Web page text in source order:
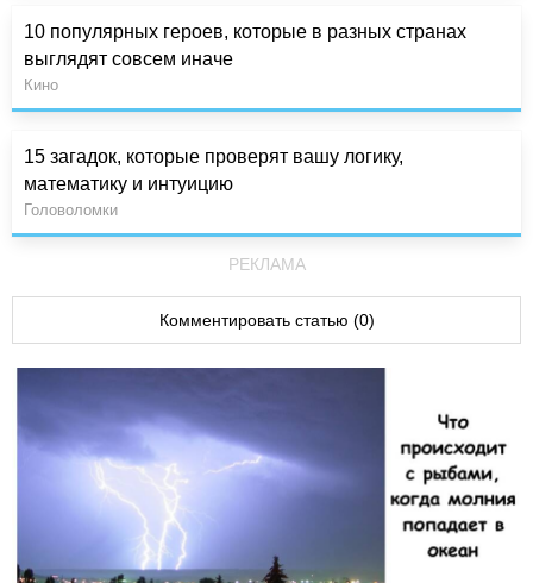
10 популярных героев, которые в разных странах
выглядят совсем иначе
Кино
15 загадок, которые проверят вашу логику,
математику и интуицию
Головоломки
РЕКЛАМА
Комментировать статью (0)